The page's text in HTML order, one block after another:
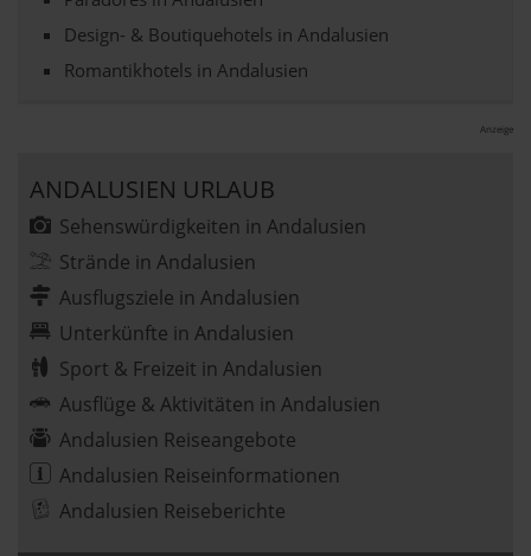
Design- & Boutiquehotels in Andalusien
Romantikhotels in Andalusien
Anzeige
ANDALUSIEN URLAUB
Sehenswürdigkeiten in Andalusien
Strände in Andalusien
Ausflugsziele in Andalusien
Unterkünfte in Andalusien
Sport & Freizeit in Andalusien
Ausflüge & Aktivitäten in Andalusien
Andalusien Reiseangebote
Andalusien Reiseinformationen
Andalusien Reiseberichte